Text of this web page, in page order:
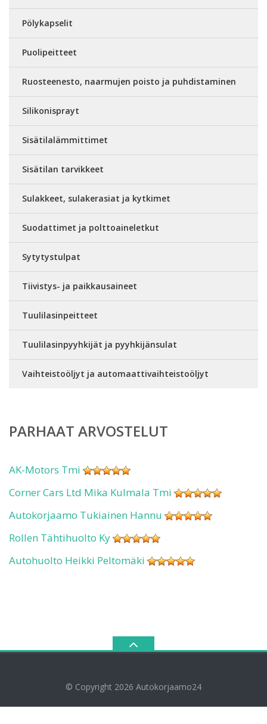
Pölykapselit
Puolipeitteet
Ruosteenesto, naarmujen poisto ja puhdistaminen
Silikonisprayt
Sisätilalämmittimet
Sisätilan tarvikkeet
Sulakkeet, sulakerasiat ja kytkimet
Suodattimet ja polttoaineletkut
Sytytystulpat
Tiivistys- ja paikkausaineet
Tuulilasinpeitteet
Tuulilasinpyyhkijät ja pyyhkijänsulat
Vaihteistoöljyt ja automaattivaihteistoöljyt
PARHAAT ARVOSTELUT
AK-Motors Tmi
Corner Cars Ltd Mika Kulmala Tmi
Autokorjaamo Tukiainen Hannu
Rollen Tähtihuolto Ky
Autohuolto Heikki Peltomäki
© Copyright 2026 Autokorjaamo24